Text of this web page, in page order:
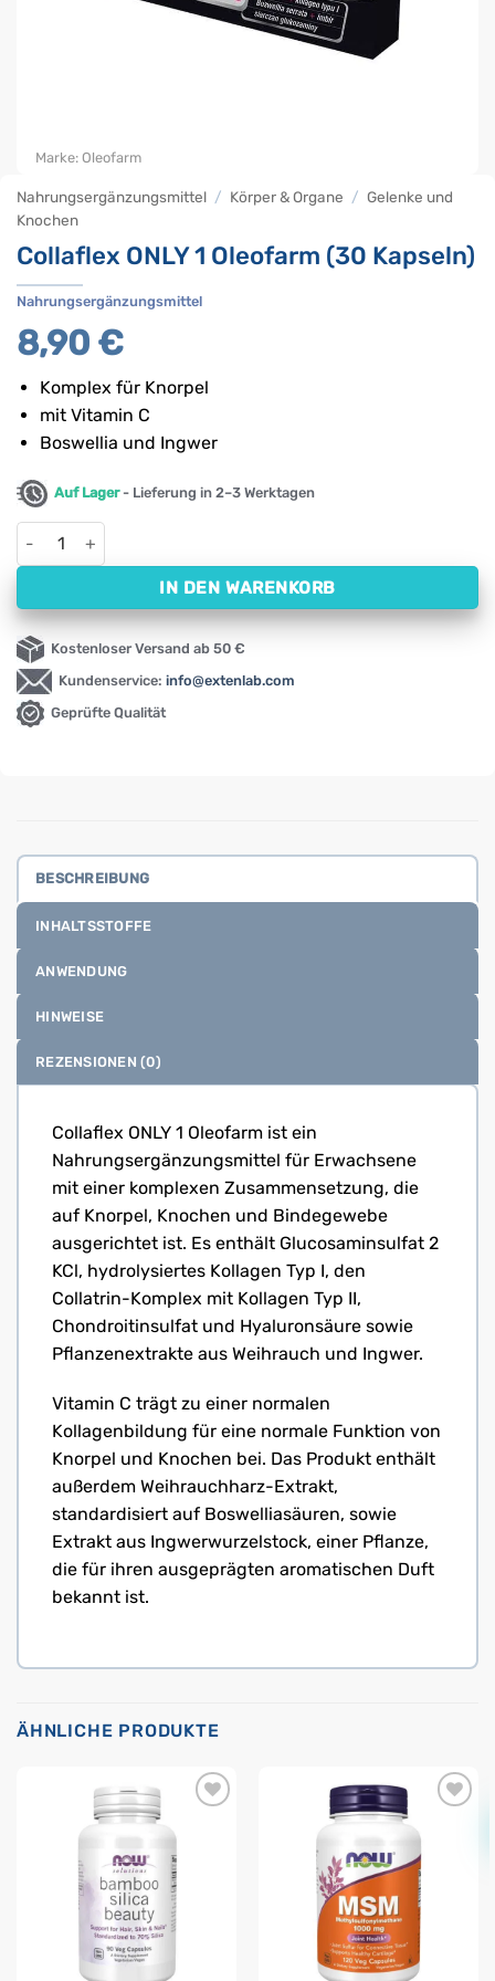
Nahrungsergänzungsmittel / Körper & Organe / Gelenke und
Knochen
Collaflex ONLY 1 Oleofarm (30 Kapseln)
Nahrungsergänzungsmittel
8,90 €
Komplex für Knorpel
mit Vitamin C
Boswellia und Ingwer
Auf Lager- Lieferung in 2–3 Werktagen
Collaflex ONLY 1 Oleofarm (30 Kapseln) Menge
IN DEN WARENKORB
Kostenloser Versand ab 50 €
Kundenservice: info@extenlab.com
Geprüfte Qualität
Marke: Oleofarm
BESCHREIBUNG
INHALTSSTOFFE
ANWENDUNG
HINWEISE
REZENSIONEN (0)
Collaflex ONLY 1 Oleofarm ist ein
Nahrungsergänzungsmittel für Erwachsene
mit einer komplexen Zusammensetzung, die
auf Knorpel, Knochen und Bindegewebe
ausgerichtet ist. Es enthält Glucosaminsulfat 2
KCl, hydrolysiertes Kollagen Typ I, den
Collatrin-Komplex mit Kollagen Typ II,
Chondroitinsulfat und Hyaluronsäure sowie
Pflanzenextrakte aus Weihrauch und Ingwer.
Vitamin C trägt zu einer normalen
Kollagenbildung für eine normale Funktion von
Knorpel und Knochen bei. Das Produkt enthält
außerdem Weihrauchharz-Extrakt,
standardisiert auf Boswelliasäuren, sowie
Extrakt aus Ingwerwurzelstock, einer Pflanze,
die für ihren ausgeprägten aromatischen Duft
bekannt ist.
ÄHNLICHE PRODUKTE